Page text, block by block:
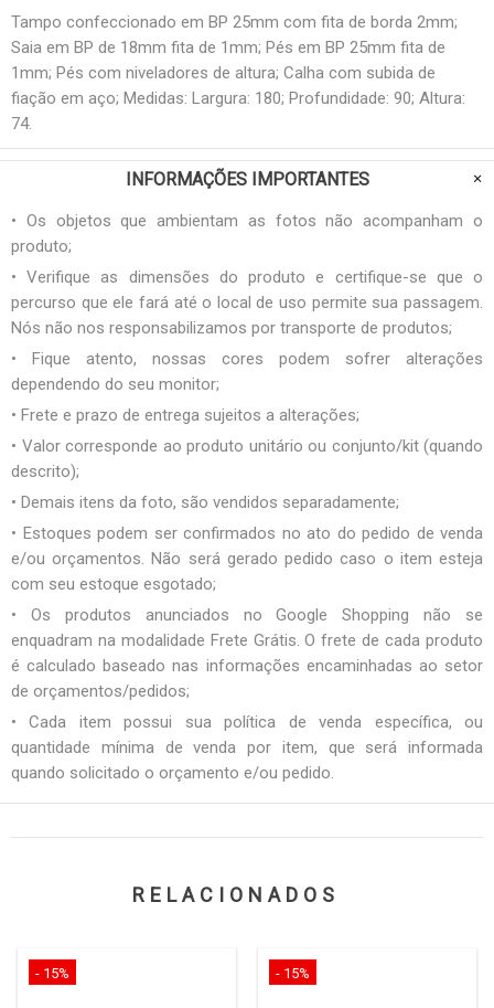
Tampo confeccionado em BP 25mm com fita de borda 2mm;
Saia em BP de 18mm fita de 1mm; Pés em BP 25mm fita de
1mm; Pés com niveladores de altura; Calha com subida de
fiação em aço; Medidas: Largura: 180; Profundidade: 90; Altura:
74.
INFORMAÇÕES IMPORTANTES
• Os objetos que ambientam as fotos não acompanham o
produto;
• Verifique as dimensões do produto e certifique-se que o
percurso que ele fará até o local de uso permite sua passagem.
Nós não nos responsabilizamos por transporte de produtos;
• Fique atento, nossas cores podem sofrer alterações
dependendo do seu monitor;
• Frete e prazo de entrega sujeitos a alterações;
• Valor corresponde ao produto unitário ou conjunto/kit (quando
descrito);
• Demais itens da foto, são vendidos separadamente;
• Estoques podem ser confirmados no ato do pedido de venda
e/ou orçamentos. Não será gerado pedido caso o item esteja
com seu estoque esgotado;
• Os produtos anunciados no Google Shopping não se
enquadram na modalidade Frete Grátis. O frete de cada produto
é calculado baseado nas informações encaminhadas ao setor
de orçamentos/pedidos;
• Cada item possui sua política de venda específica, ou
quantidade mínima de venda por item, que será informada
quando solicitado o orçamento e/ou pedido.
RELACIONADOS
- 15% - 15%